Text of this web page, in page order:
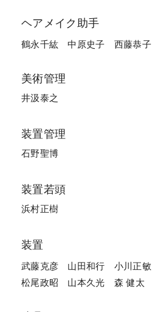
ヘアメイク助手
鶴永千紘 中原史子 西藤恭子
美術管理
井汲泰之
装置管理
石野聖博
装置若頭
浜村正樹
装置
武藤克彦 山田和行 小川正敏
松尾政昭
山本久光 森 健太